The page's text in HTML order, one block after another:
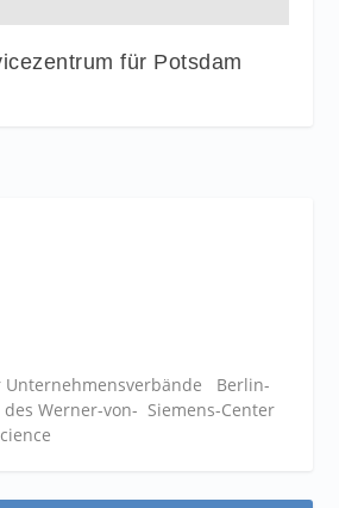
für Potsdam
Unternehmensverbände Berlin-
Werner-von- Siemens-Center